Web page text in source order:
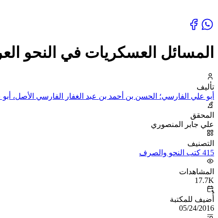
المسائل العسكريات في النحو
تأليف
أبو علي الفارسي؛ الحسن بن أحمد بن عبد الغفار الفارسي الأصل،
المحقق
علي جابر المنصوري
التصنيف
415 كتب النحو والصرف
المشاهدات
17.7K
أُضيف للمكتبة
05/24/2016